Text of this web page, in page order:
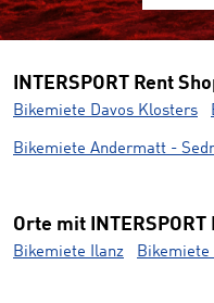
INTERSPORT Rent
Bikemiete Davos Klosters
Bikemiete Andermatt -
Orte mit
Bikemiete Ilanz Bikemiete